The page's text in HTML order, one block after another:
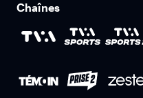
Chaînes